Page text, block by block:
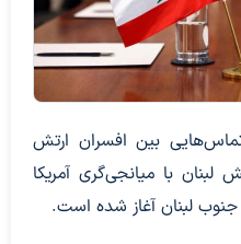
بین افسران ارتش
با میانجی‌گری آمریکا
لبنان آغاز شده است.